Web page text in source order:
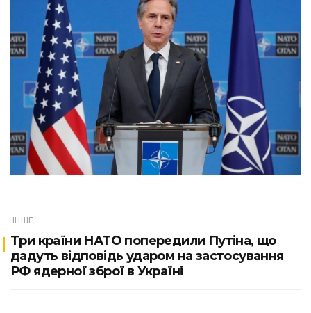
ІНШЕ
Три країни НАТО попередили Путіна, що
дадуть відповідь ударом на застосування
РФ ядерної зброї в Україні